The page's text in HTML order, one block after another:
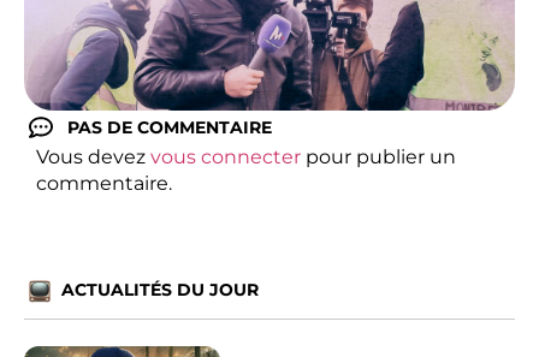
PAS DE COMMENTAIRE
Vous devez vous connecter pour publier un
commentaire.
ACTUALITÉS DU JOUR